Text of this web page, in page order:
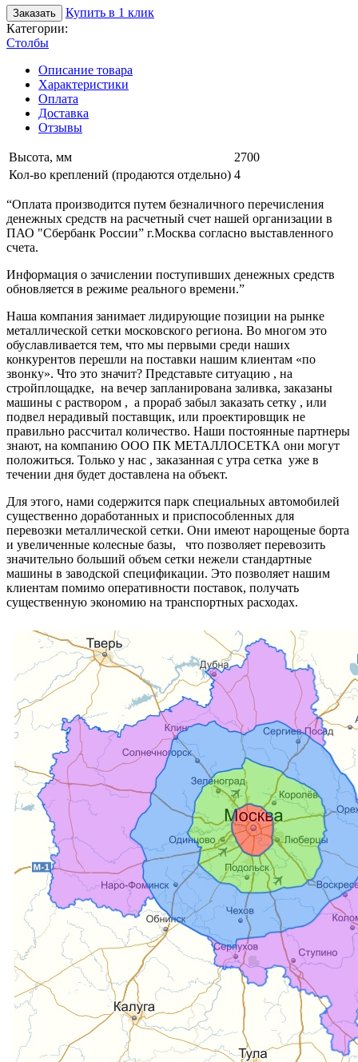
Заказать
Купить в 1 клик
Категории:
Столбы
Описание товара
Характеристики
Оплата
Доставка
Отзывы
Высота, мм
2700
Кол-во креплений (продаются отдельно) 4
“Оплата производится путем безналичного перечисления
денежных средств на расчетный счет нашей организации в
ПАО "Сбербанк России” г.Москва согласно выставленного
счета.
Информация о зачислении поступивших денежных средств
обновляется в режиме реального времени.”
Наша компания занимает лидирующие позиции на рынке
металлической сетки московского региона. Во многом это
обуславливается тем, что мы первыми среди наших
конкурентов перешли на поставки нашим клиентам «по
звонку». Что это значит? Представьте ситуацию , на
стройплощадке, на вечер запланирована заливка, заказаны
машины с раствором , а прораб забыл заказать сетку , или
подвел нерадивый поставщик, или проектировщик не
правильно рассчитал количество. Наши постоянные партнеры
знают, на компанию ООО ПК МЕТАЛЛОСЕТКА они могут
положиться. Только у нас , заказанная с утра сетка уже в
течении дня будет доставлена на объект.
Для этого, нами содержится парк специальных автомобилей
существенно доработанных и приспособленных для
перевозки металлической сетки. Они имеют нарощеные борта
и увеличенные колесные базы, что позволяет перевозить
значительно больший объем сетки нежели стандартные
машины в заводской спецификации. Это позволяет нашим
клиентам помимо оперативности поставок, получать
существенную экономию на транспортных расходах.